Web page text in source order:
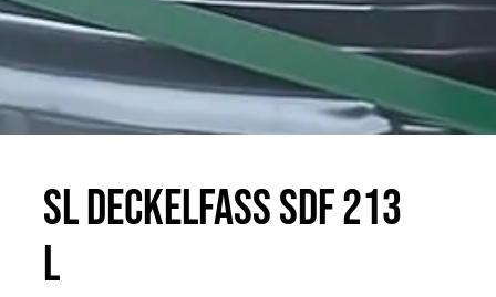
SL Deckelfass SDF 213
L